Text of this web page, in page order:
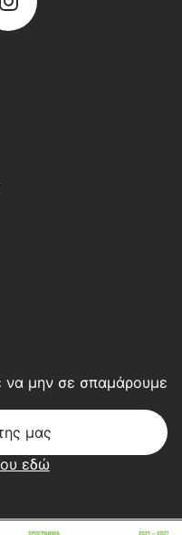
να μην σε σπαμάρουμε
μας
εδώ